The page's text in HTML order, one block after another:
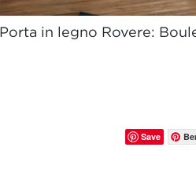
Porta in legno Rovere:
Save